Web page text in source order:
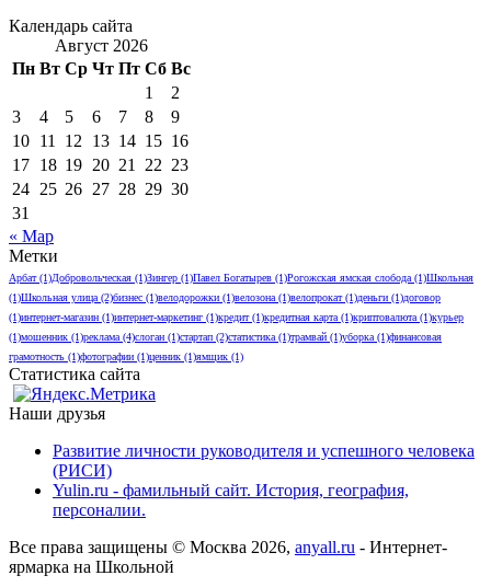
Календарь сайта
Август 2026
Пн Вт Ср Чт Пт Сб Вс
1
2
3
4 5 6 7 8
9
10 11 12 13 14 15 16
17 18 19 20 21 22 23
24 25 26 27 28 29 30
31
« Мар
Метки
Арбат(1)Добровольческая (1)Зингер (1)Павел Богатырев (1)Рогожская ямская слобода (1)Школьная
(1)Школьная улица (2)бизнес (1)велодорожки (1)велозона (1)велопрокат(1)деньги (1)договор
(1)интернет-магазин (1)интернет-маркетинг (1)кредит(1)кредитная карта (1)криптовалюта (1)курьер
(1)мошенник (1)реклама (4)слоган (1)стартап (2)статистика (1)трамвай (1)уборка (1)финансовая
грамотность (1)фотографии (1)ценник (1)ямщик (1)
Статистика сайта
Наши друзья
Развитие личности руководителя и успешного человека
(РИСИ)
Yulin.ru - фамильный сайт. История, география,
персоналии.
Все права защищены © Москва 2026, anyall.ru - Интернет-
ярмарка на Школьной